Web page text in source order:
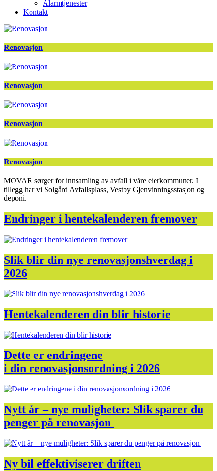
Alarmtjenester
Kontakt
Renovasjon
Renovasjon
Renovasjon
Renovasjon
MOVAR sørger for innsamling av avfall i våre eierkommuner. I
tillegg har vi Solgård Avfallsplass, Vestby Gjenvinningsstasjon og
deponi.
Endringer i hentekalenderen fremover
Slik blir din nye renovasjonshverdag i
2026
Hentekalenderen din blir historie
Dette er endringene
i din renovasjonsordning i 2026
Nytt år – nye muligheter: Slik sparer du
penger på renovasjon
Ny bil effektiviserer driften